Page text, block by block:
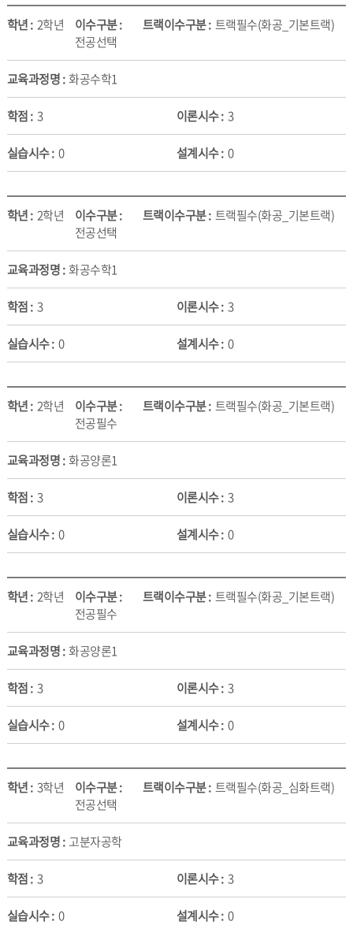
2학년
전공선택
트랙필수(화공_기본트랙)
화공수학1
3 3
0 0
2학년
전공선택
트랙필수(화공_기본트랙)
화공수학1
3 3
0 0
2학년
전공필수
트랙필수(화공_기본트랙)
화공양론1
3 3
0 0
2학년
전공필수
트랙필수(화공_기본트랙)
화공양론1
3 3
0 0
3학년
전공선택
트랙필수(화공_심화트랙)
고분자공학
3 3
0 0